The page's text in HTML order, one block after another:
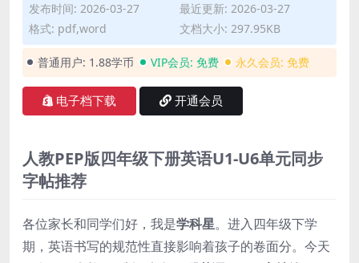
发布时间: 2026-03-27
最近更新: 2026-03-27
格式: pdf,word
文档大小: 297.95KB
普通用户: 1.88学币 VIP会员: 免费 永久会员: 免费
电子档下载 开通会员
人教PEP版四年级下册英语U1-U6单元同步
字帖推荐
各位家长和同学们好，我是学科星。进入四年级下学
期，英语书写的规范性直接影响着孩子的卷面分。今天